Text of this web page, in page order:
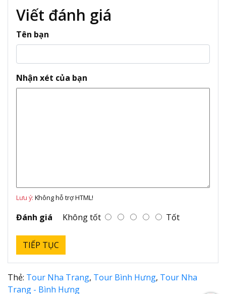
Viết đánh giá
Tên bạn
Nhận xét của bạn
Lưu ý: Không hỗ trợ HTML!
Đánh giá Không tốt Tốt
TIẾP TỤC
Thẻ: Tour Nha Trang, Tour Bình Hưng, Tour Nha
Trang - Bình Hưng